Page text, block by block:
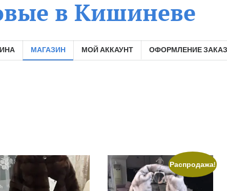
в Кишиневе
МАГАЗИН МОЙ АККАУНТ ОФОРМЛЕНИЕ
Распродажа!